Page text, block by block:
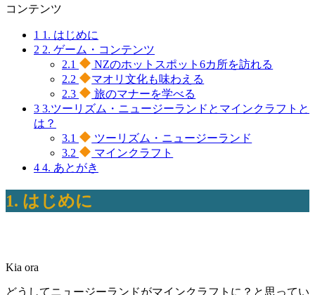
コンテンツ
1 1. はじめに
2 2. ゲーム・コンテンツ
2.1
NZのホットスポット6カ所を訪れる
2.2
マオリ文化も味わえる
2.3
旅のマナーを学べる
3 3.ツーリズム・ニュージーランドとマインクラフトと
は？
3.1
ツーリズム・ニュージーランド
3.2
マインクラフト
4 4. あとがき
1. はじめに
Kia ora
どうしてニュージーランドがマインクラフトに？と思ってい